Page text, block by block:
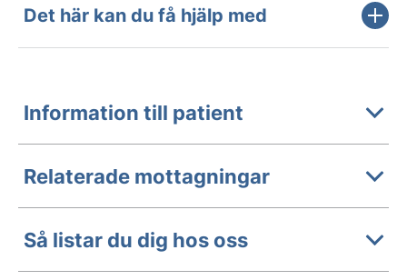
Det här kan du få hjälp med
Information till patient
Relaterade mottagningar
Så listar du dig hos oss